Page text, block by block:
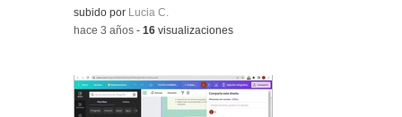
Contenido educativo.
subido por Lucia C.
-hace 3 años -16 visualizaciones